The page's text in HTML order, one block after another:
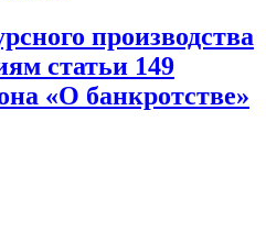
производства
статьи 149
«О банкротстве»